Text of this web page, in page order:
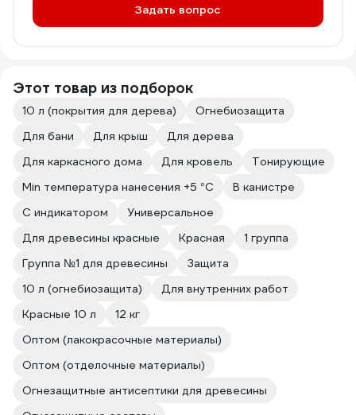
Задать вопрос
Этот товар из подборок
10 л (покрытия для дерева)
Огнебиозащита
Для бани
Для крыш
Для дерева
Для каркасного дома
Для кровель
Тонирующие
Min температура нанесения +5 °С
В канистре
С индикатором
Универсальное
Для древесины красные
Красная
1 группа
Группа №1 для древесины
Защита
10 л (огнебиозащита)
Для внутренних работ
Красные 10 л
12 кг
Оптом (лакокрасочные материалы)
Оптом (отделочные материалы)
Огнезащитные антисептики для древесины